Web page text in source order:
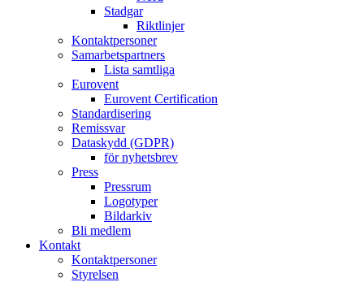
Stadgar
Riktlinjer
Kontaktpersoner
Samarbetspartners
Lista samtliga
Eurovent
Eurovent Certification
Standardisering
Remissvar
Dataskydd (GDPR)
för nyhetsbrev
Press
Pressrum
Logotyper
Bildarkiv
Bli medlem
Kontakt
Kontaktpersoner
Styrelsen